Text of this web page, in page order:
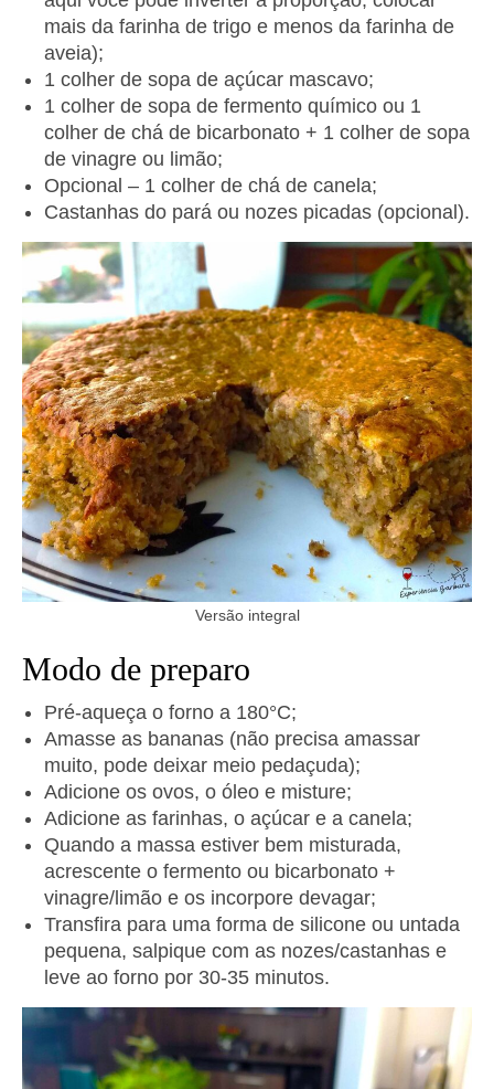
mais da farinha de trigo e menos da farinha de
aveia);
1 colher de sopa de açúcar mascavo;
1 colher de sopa de fermento químico ou 1
colher de chá de bicarbonato + 1 colher de sopa
de vinagre ou limão;
Opcional – 1 colher de chá de canela;
Castanhas do pará ou nozes picadas (opcional).
Versão integral
Modo de preparo
Pré-aqueça o forno a 180°C;
Amasse as bananas (não precisa amassar
muito, pode deixar meio pedaçuda);
Adicione os ovos, o óleo e misture;
Adicione as farinhas, o açúcar e a canela;
Quando a massa estiver bem misturada,
acrescente o fermento ou bicarbonato +
vinagre/limão e os incorpore devagar;
Transfira para uma forma de silicone ou untada
pequena, salpique com as nozes/castanhas e
leve ao forno por 30-35 minutos.